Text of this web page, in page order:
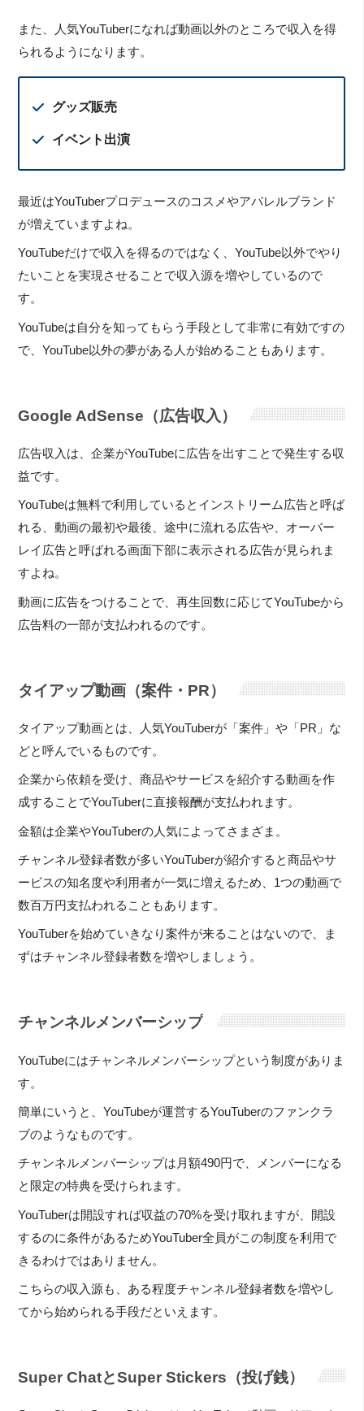
また、人気YouTuberになれば動画以外のところで収入を得
られるようになります。
グッズ販売
イベント出演
最近はYouTuberプロデュースのコスメやアパレルブランド
が増えていますよね。
YouTubeだけで収入を得るのではなく、YouTube以外でやり
たいことを実現させることで収入源を増やしているので
す。
YouTubeは自分を知ってもらう手段として非常に有効ですの
で、YouTube以外の夢がある人が始めることもあります。
Google AdSense（広告収入）
広告収入は、企業がYouTubeに広告を出すことで発生する収
益です。
YouTubeは無料で利用しているとインストリーム広告と呼ば
れる、動画の最初や最後、途中に流れる広告や、オーバー
レイ広告と呼ばれる画面下部に表示される広告が見られま
すよね。
動画に広告をつけることで、再生回数に応じてYouTubeから
広告料の一部が支払われるのです。
タイアップ動画（案件・PR）
タイアップ動画とは、人気YouTuberが「案件」や「PR」な
どと呼んでいるものです。
企業から依頼を受け、商品やサービスを紹介する動画を作
成することでYouTuberに直接報酬が支払われます。
金額は企業やYouTuberの人気によってさまざま。
チャンネル登録者数が多いYouTuberが紹介すると商品やサ
ービスの知名度や利用者が一気に増えるため、1つの動画で
数百万円支払われることもあります。
YouTuberを始めていきなり案件が来ることはないので、ま
ずはチャンネル登録者数を増やしましょう。
チャンネルメンバーシップ
YouTubeにはチャンネルメンバーシップという制度がありま
す。
簡単にいうと、YouTubeが運営するYouTuberのファンクラ
ブのようなものです。
チャンネルメンバーシップは月額490円で、メンバーになる
と限定の特典を受けられます。
YouTuberは開設すれば収益の70%を受け取れますが、開設
するのに条件があるためYouTuber全員がこの制度を利用で
きるわけではありません。
こちらの収入源も、ある程度チャンネル登録者数を増やし
てから始められる手段だといえます。
Super ChatとSuper Stickers（投げ銭）